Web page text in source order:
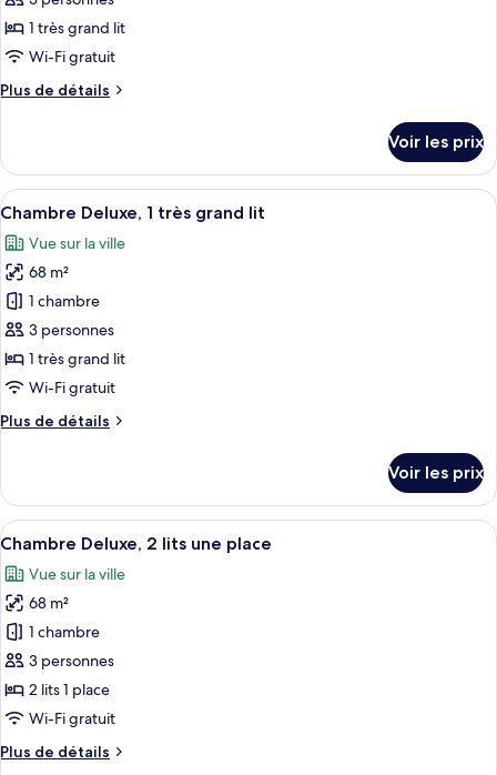
type
de
chambre :
Four
1 très grand lit
Wi-Fi gratuit
Plus de détails
Plus
le
type
de
Four
Seasons
Suite
Voir les prix
Afficher
toutes
les
photos
pour
ce
type
de
chambre :
Chambre
très
grand
lit
Une chambre d’hôtel dotée d’une
5
Chambre Deluxe, 1 très grand lit
Vue sur la ville
68 m²
1 chambre
3 personnes
1 très grand lit
Wi-Fi gratuit
Plus de détails
Plus
le
type
de
Chambre
Deluxe,
très
grand
lit
Voir les prix
Afficher
toutes
les
photos
pour
ce
type
de
chambre :
Chambre
Un salon spacieux avec une grande
4
Chambre Deluxe, 2 lits une place
Vue sur la ville
68 m²
1 chambre
3 personnes
2 lits 1 place
Wi-Fi gratuit
Plus de détails
Plus